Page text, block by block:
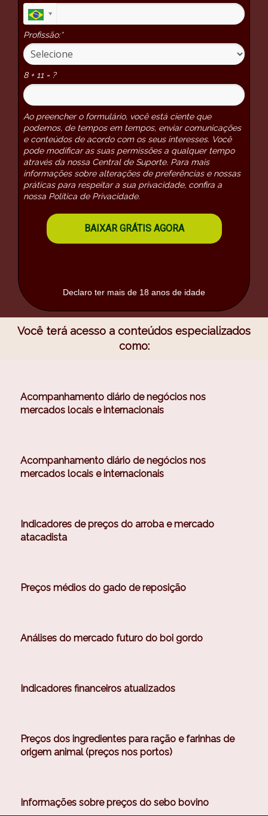
Profissão:*
8 + 11 = ?
Ao preencher o formulário, você está ciente que
podemos, de tempos em tempos, enviar comunicações
e conteúdos de acordo com os seus interesses. Você
pode modificar as suas permissões a qualquer tempo
através da nossa Central de Suporte. Para mais
informações sobre alterações de preferências e nossas
práticas para respeitar a sua privacidade, confira a
nossa Política de Privacidade.
BAIXAR GRÁTIS AGORA
Declaro ter mais de 18 anos de idade
Você terá acesso a conteúdos especializados
como:
Acompanhamento diário de negócios nos
mercados locais e internacionais
Acompanhamento diário de negócios nos
mercados locais e internacionais
Indicadores de preços do arroba e mercado
atacadista
Preços médios do gado de reposição
Análises do mercado futuro do boi gordo
Indicadores financeiros atualizados
Preços dos ingredientes para ração e farinhas de
origem animal (preços nos portos)
Informações sobre preços do sebo bovino